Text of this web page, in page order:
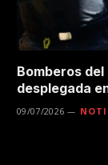
Bomberos del
desplegada
09/07/2026